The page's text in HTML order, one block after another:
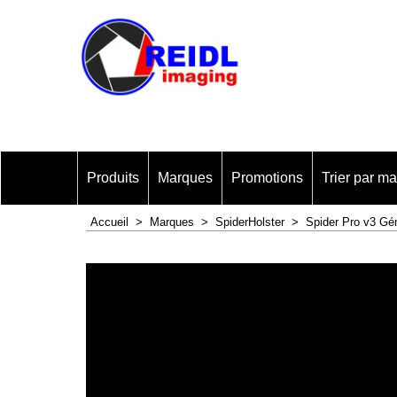
Produits Marques Promotions Trier par
Accueil > Marques > SpiderHolster> Spider Pro v3